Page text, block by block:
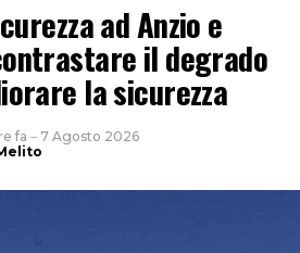
ad Anzio e
il degrado
la sicurezza
fa – 7 Agosto 2026